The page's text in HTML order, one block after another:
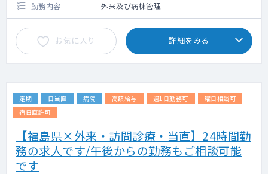
勤務内容 外来及び病棟管理
お気に入り 詳細をみる
定期 日当直 病院 高額給与 週1日勤務可
曜日相談可
宿日直許可
【福島県×外来・訪問診療・当直】24時間勤
務の求人です/午後からの勤務もご相談可能
です